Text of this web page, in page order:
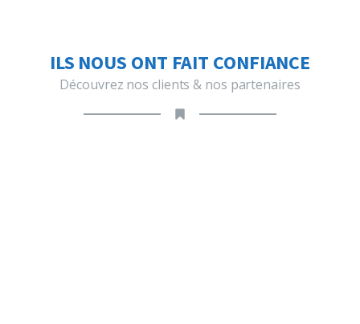
ILS NOUS ONT FAIT CONFIANCE
Découvrez nos clients & nos partenaires